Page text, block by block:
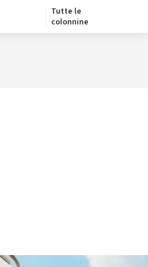
Tutte le
colonnine